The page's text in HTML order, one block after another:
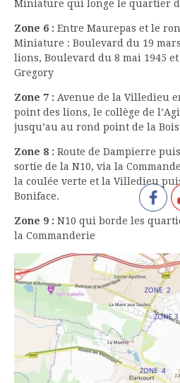
Miniature qui longe le quartier
Zone 6 : Entre Maurepas et le
Miniature : Boulevard du 19
lions, Boulevard du 8 mai 1945
Gregory
Zone 7 : Avenue de la Villedieu
point des lions, le collège de
jusqu’au au rond point de la
Zone 8 : Route de Dampierre
sortie de la N10, via la
la coulée verte et la Villedieu
Boniface.
Zone 9 : N10 qui borde les
la Commanderie